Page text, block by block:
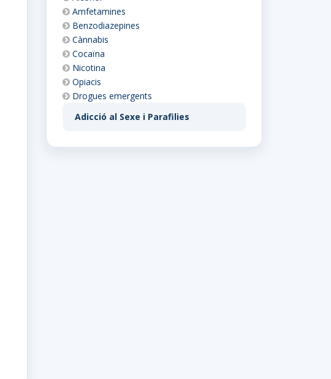
Amfetamines
Benzodiazepines
Cànnabis
Cocaïna
Nicotina
Opiacis
Drogues emergents
Adicció al Sexe i Parafilies